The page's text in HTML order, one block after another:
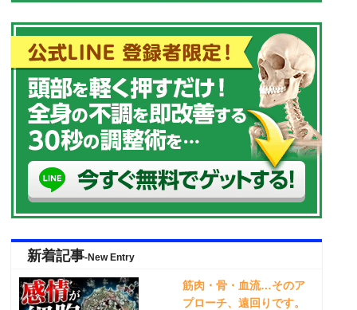
新着記事-New Entry
筋肉・骨・血流…そのア
プローチ、遠回りです。